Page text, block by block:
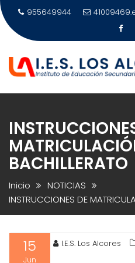
Saltar
al
contenido
955649944
BACHILLERATO
Inicio
NOTICIAS
INSTRUCCIONES DE
15
Jun
I.E.S. Los Alcores